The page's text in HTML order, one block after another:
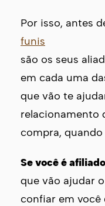
Por isso, antes
funis
são os seus
em cada uma
que vão te
relacionamento
compra,
Se você é
que vão ajudar
confiar em você